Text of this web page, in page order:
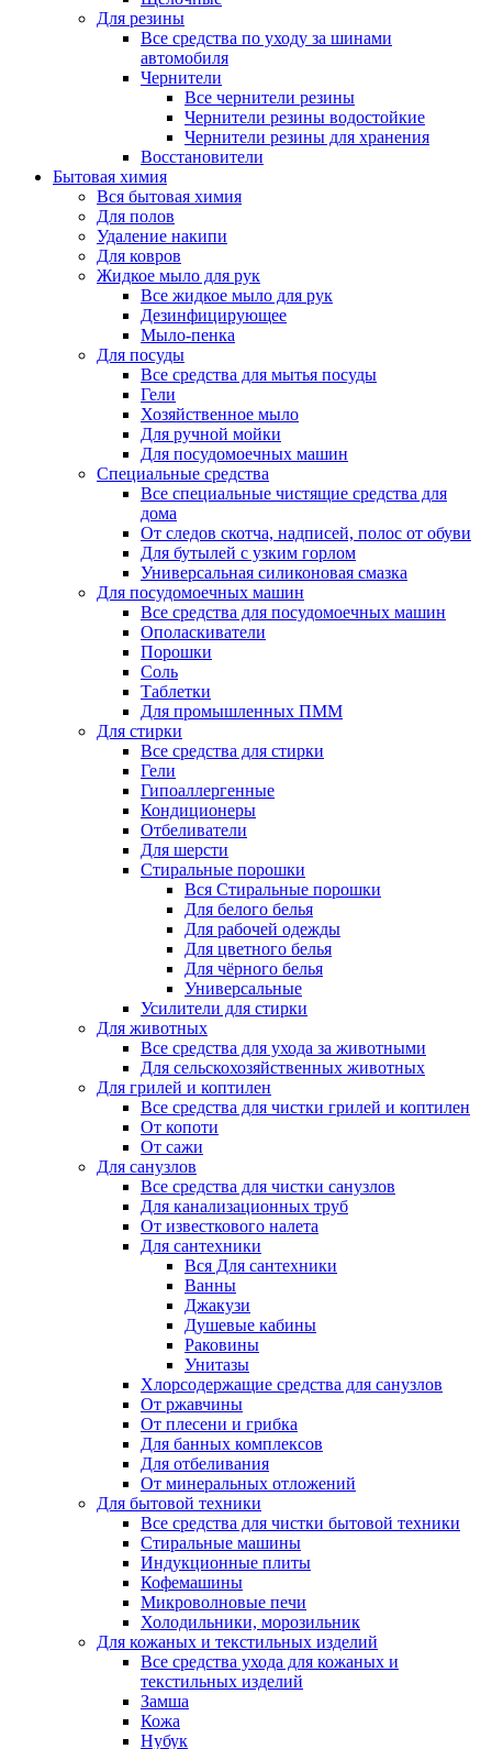
Для резины
Все средства по уходу за шинами
автомобиля
Чернители
Все чернители резины
Чернители резины водостойкие
Чернители резины для хранения
Восстановители
Бытовая химия
Вся бытовая химия
Для полов
Удаление накипи
Для ковров
Жидкое мыло для рук
Все жидкое мыло для рук
Дезинфицирующее
Мыло-пенка
Для посуды
Все средства для мытья посуды
Гели
Хозяйственное мыло
Для ручной мойки
Для посудомоечных машин
Специальные средства
Все специальные чистящие средства для
дома
От следов скотча, надписей, полос от обуви
Для бутылей с узким горлом
Универсальная силиконовая смазка
Для посудомоечных машин
Все средства для посудомоечных машин
Ополаскиватели
Порошки
Соль
Таблетки
Для промышленных ПММ
Для стирки
Все средства для стирки
Гели
Гипоаллергенные
Кондиционеры
Отбеливатели
Для шерсти
Стиральные порошки
Вся Стиральные порошки
Для белого белья
Для рабочей одежды
Для цветного белья
Для чёрного белья
Универсальные
Усилители для стирки
Для животных
Все средства для ухода за животными
Для сельскохозяйственных животных
Для грилей и коптилен
Все средства для чистки грилей и коптилен
От копоти
От сажи
Для санузлов
Все средства для чистки санузлов
Для канализационных труб
От известкового налета
Для сантехники
Вся Для сантехники
Ванны
Джакузи
Душевые кабины
Раковины
Унитазы
Хлорсодержащие средства для санузлов
От ржавчины
От плесени и грибка
Для банных комплексов
Для отбеливания
От минеральных отложений
Для бытовой техники
Все средства для чистки бытовой техники
Стиральные машины
Индукционные плиты
Кофемашины
Микроволновые печи
Холодильники, морозильник
Для кожаных и текстильных изделий
Все средства ухода для кожаных и
текстильных изделий
Замша
Кожа
Нубук